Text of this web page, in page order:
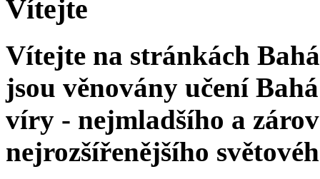
Vítejte
Vítejte na stránkách
jsou věnovány učení
víry - nejmladšího a
nejrozšířenějšího